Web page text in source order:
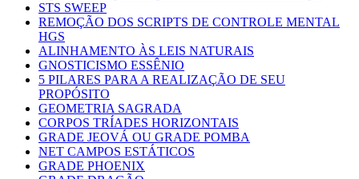
STS SWEEP
REMOÇÃO DOS SCRIPTS DE CONTROLE MENTAL
HGS
ALINHAMENTO ÀS LEIS NATURAIS
GNOSTICISMO ESSÊNIO
5 PILARES PARA A REALIZAÇÃO DE SEU
PROPÓSITO
GEOMETRIA SAGRADA
CORPOS TRÍADES HORIZONTAIS
GRADE JEOVÁ OU GRADE POMBA
NET CAMPOS ESTÁTICOS
GRADE PHOENIX